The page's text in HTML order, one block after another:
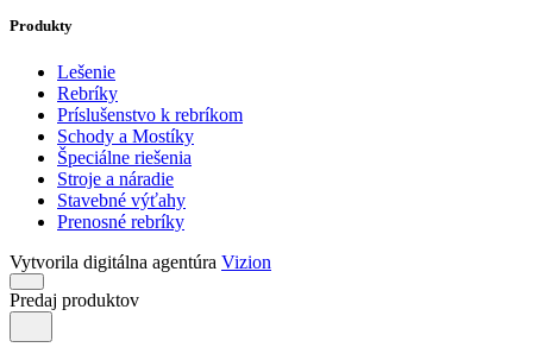
Produkty
Lešenie
Rebríky
Príslušenstvo k rebríkom
Schody a Mostíky
Špeciálne riešenia
Stroje a náradie
Stavebné výťahy
Prenosné rebríky
Vytvorila digitálna agentúra Vizion
Predaj produktov